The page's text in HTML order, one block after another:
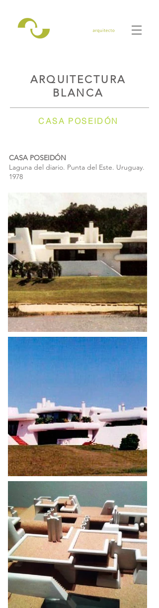
CASA POSEIDÓN
Laguna del diario. Punta del Este. Uruguay.
1978
ARQUITECTURA
BLANCA
CASA POSEIDÓN